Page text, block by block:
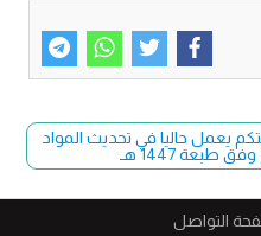
يعمل حاليا في تحديث المواد
طبعة 1447 هـ
التواصل